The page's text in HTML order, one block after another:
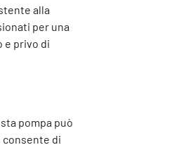
alla
per una
e privo di
pompa può
consente di